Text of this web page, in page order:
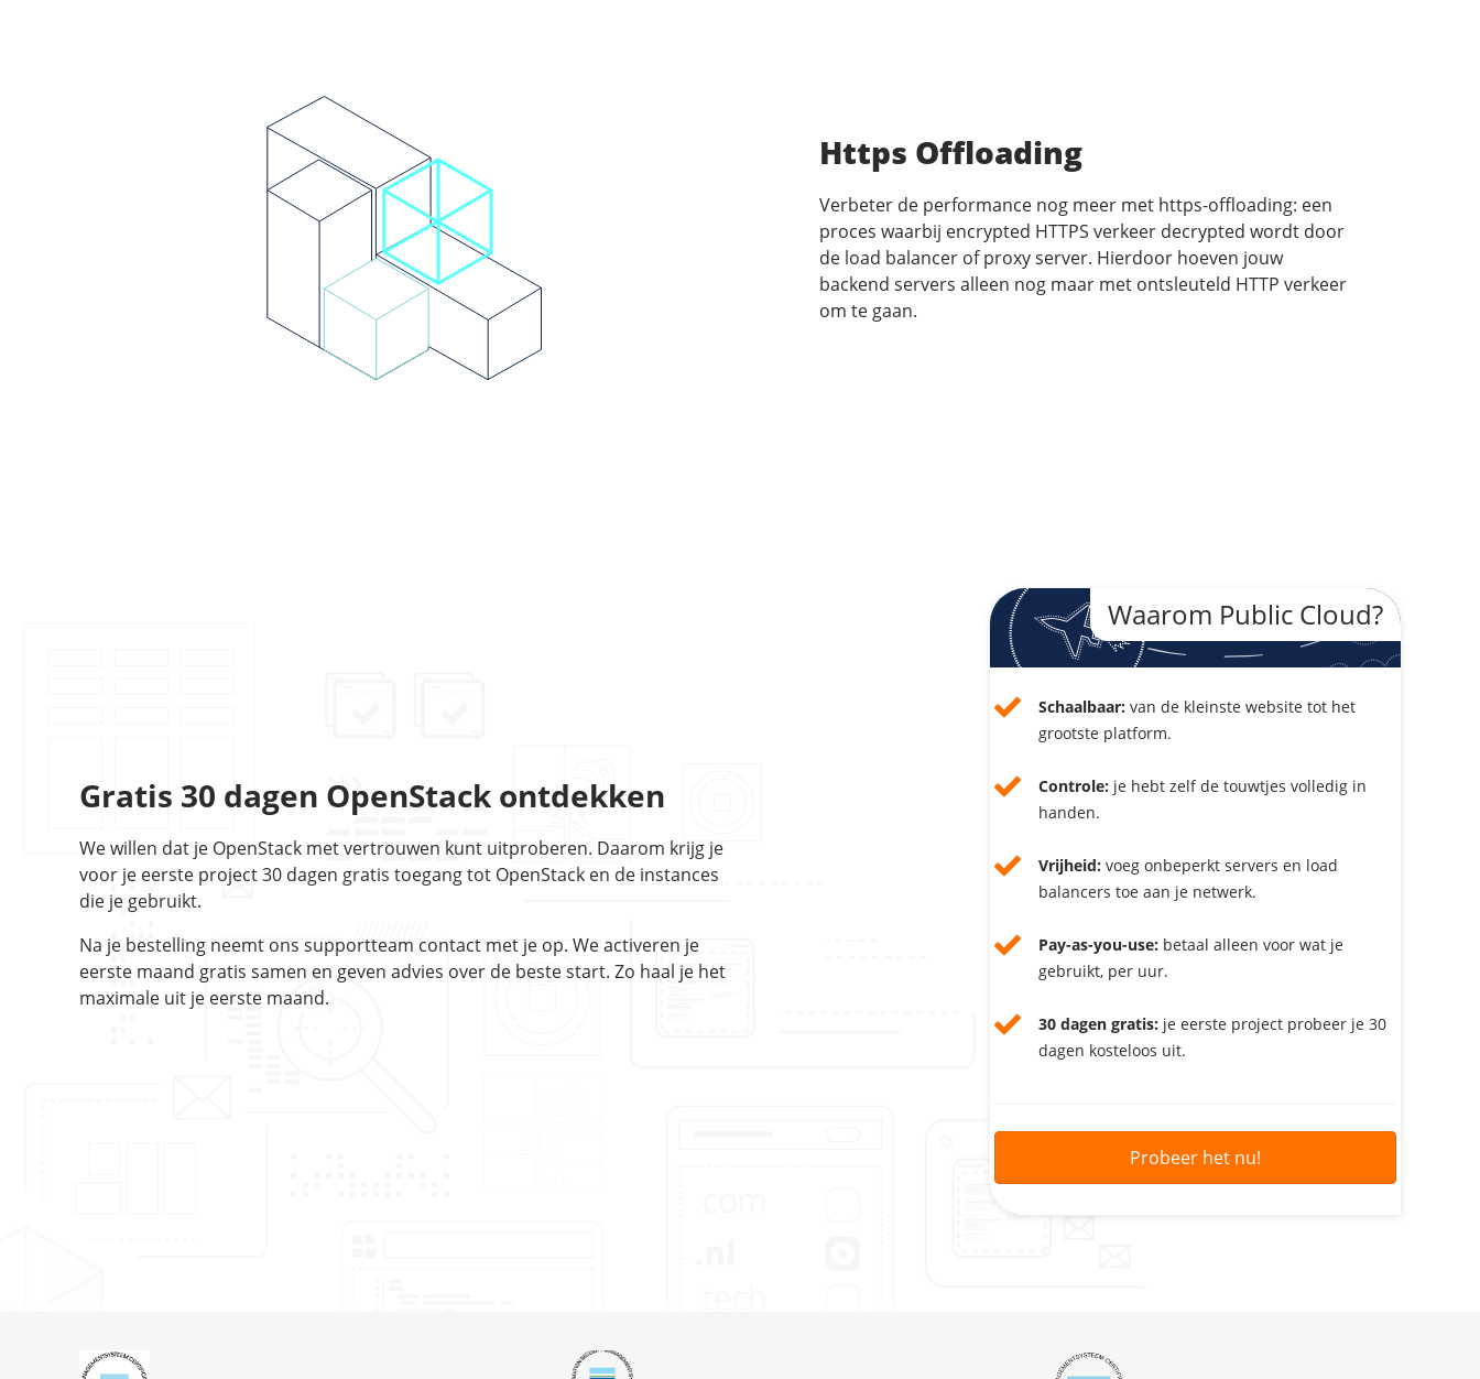
Https Offloading
Verbeter de performance nog meer met https-offloading: een
proces waarbij encrypted HTTPS verkeer decrypted wordt door
de load balancer of proxy server. Hierdoor hoeven jouw
backend servers alleen nog maar met ontsleuteld HTTP verkeer
om te gaan.
Gratis 30 dagen OpenStack ontdekken
We willen dat je OpenStack met vertrouwen kunt uitproberen. Daarom krijg je
voor je eerste project 30 dagen gratis toegang tot OpenStack en de instances
die je gebruikt.
Na je bestelling neemt ons supportteam contact met je op. We activeren je
eerste maand gratis samen en geven advies over de beste start. Zo haal je het
maximale uit je eerste maand.
Waarom Public Cloud?
Schaalbaar:van de kleinste website tot het
grootste platform.
Controle:je hebt zelf de touwtjes volledig in
handen.
Vrijheid:voeg onbeperkt servers en load
balancers toe aan je netwerk.
Pay-as-you-use:betaal alleen voor wat je
gebruikt, per uur.
30 dagen gratis:je eerste project probeer je 30
dagen kosteloos uit.
Probeer het nu!